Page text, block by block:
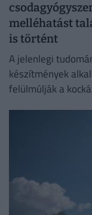
melléhatást
is történt
A jelenlegi
készítmények
felülmúlják a